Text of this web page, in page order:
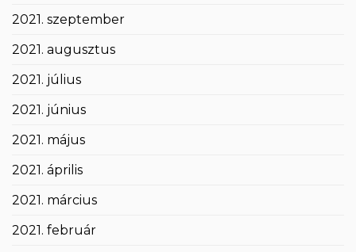
2021. szeptember
2021. augusztus
2021. július
2021. június
2021. május
2021. április
2021. március
2021. február